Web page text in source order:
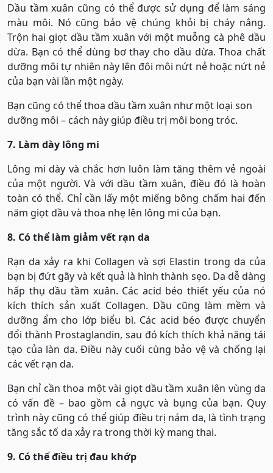
Dầu tầm xuân cũng có thể được sử dụng để làm sáng
màu môi. Nó cũng bảo vệ chúng khỏi bị cháy nắng.
Trộn hai giọt dầu tầm xuân với một muỗng cà phê dầu
dừa. Bạn có thể dùng bơ thay cho dầu dừa. Thoa chất
dưỡng môi tự nhiên này lên đôi môi nứt nẻ hoặc nứt nẻ
của bạn vài lần một ngày.
Bạn cũng có thể thoa dầu tầm xuân như một loại son
dưỡng môi – cách này giúp điều trị môi bong tróc.
7. Làm dày lông mi
Lông mi dày và chắc hơn luôn làm tăng thêm vẻ ngoài
của một người. Và với dầu tầm xuân, điều đó là hoàn
toàn có thể. Chỉ cần lấy một miếng bông chấm hai đến
năm giọt dầu và thoa nhẹ lên lông mi của bạn.
8. Có thể làm giảm vết rạn da
Rạn da xảy ra khi Collagen và sợi Elastin trong da của
bạn bị đứt gãy và kết quả là hình thành sẹo. Da dễ dàng
hấp thụ dầu tầm xuân. Các acid béo thiết yếu của nó
kích thích sản xuất Collagen. Dầu cũng làm mềm và
dưỡng ẩm cho lớp biểu bì. Các acid béo được chuyển
đổi thành Prostaglandin, sau đó kích thích khả năng tái
tạo của làn da. Điều này cuối cùng bảo vệ và chống lại
các vết rạn da.
Bạn chỉ cần thoa một vài giọt dầu tầm xuân lên vùng da
có vấn đề – bao gồm cả ngực và bụng của bạn. Quy
trình này cũng có thể giúp điều trị nám da, là tình trạng
tăng sắc tố da xảy ra trong thời kỳ mang thai.
9. Có thể điều trị đau khớp